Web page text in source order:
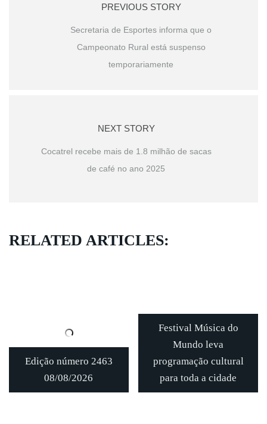
PREVIOUS STORY
Secretaria de Esportes informa que o
Campeonato Rural está suspenso
temporariamente
NEXT STORY
Cocatrel recebe mais de 1.8 milhão de sacas
de café no ano 2025
RELATED ARTICLES:
Edição número 2463
08/08/2026
Festival Música do
Mundo leva
programação cultural
para toda a cidade